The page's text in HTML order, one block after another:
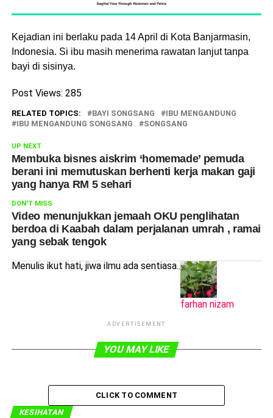
Kejadian ini berlaku pada 14 April di Kota Banjarmasin,
Indonesia. Si ibu masih menerima rawatan lanjut tanpa
bayi di sisinya.
Post Views: 285
RELATED TOPICS: BAYI SONGSANG
IBU MENGANDUNG
IBU MENGANDUNG SONGSANG
SONGSANG
UP NEXT
Membuka bisnes aiskrim ‘homemade’ pemuda
berani ini memutuskan berhenti kerja makan gaji
yang hanya RM 5 sehari
DON'T MISS
Video menunjukkan jemaah OKU penglihatan
berdoa di Kaabah dalam perjalanan umrah , ramai
yang sebak tengok
farhan nizam
Menulis ikut hati, jiwa ilmu ada sentiasa..
ADVERTISEMENT
YOU MAY LIKE
CLICK TO COMMENT
KESIHATAN